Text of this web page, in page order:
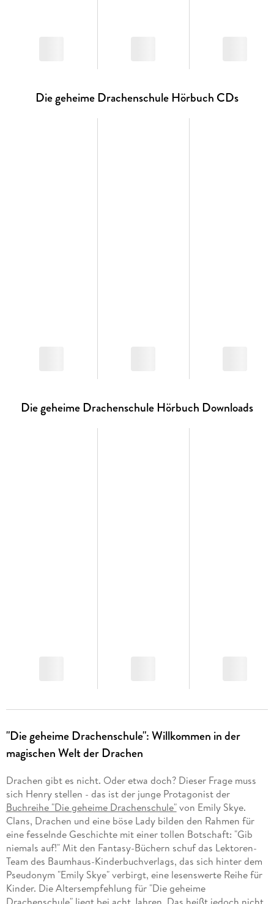
Die geheime Drachenschule Hörbuch CDs
Die geheime Drachenschule Hörbuch Downloads
"Die geheime Drachenschule": Willkommen in der
magischen Welt der Drachen
Drachen gibt es nicht. Oder etwa doch? Dieser Frage muss
sich Henry stellen - das ist der junge Protagonist der
Buchreihe "Die geheime Drachenschule"von Emily Skye.
Clans, Drachen und eine böse Lady bilden den Rahmen für
eine fesselnde Geschichte mit einer tollen Botschaft: "Gib
niemals auf!" Mit den Fantasy-Büchern schuf das Lektoren-
Team des Baumhaus-Kinderbuchverlags, das sich hinter dem
Pseudonym "Emily Skye" verbirgt, eine lesenswerte Reihe für
Kinder. Die Altersempfehlung für "Die geheime